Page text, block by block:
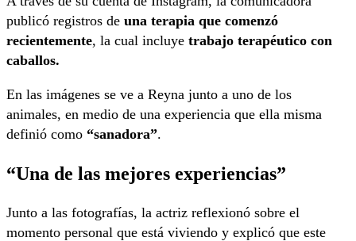
publicó registros de una terapia que comenzó
recientemente, la cual incluye trabajo terapéutico con
caballos.
En las imágenes se ve a Reyna junto a uno de los
animales, en medio de una experiencia que ella misma
definió como “sanadora”.
“Una de las mejores experiencias”
Junto a las fotografías, la actriz reflexionó sobre el
momento personal que está viviendo y explicó que este